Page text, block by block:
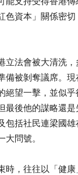
色資本」關係密
立法會被大清洗
備被剝奪議席。
絕望一擊，並似
最後他的謀略還
包括社民連梁國
問號。
時，往往以「健